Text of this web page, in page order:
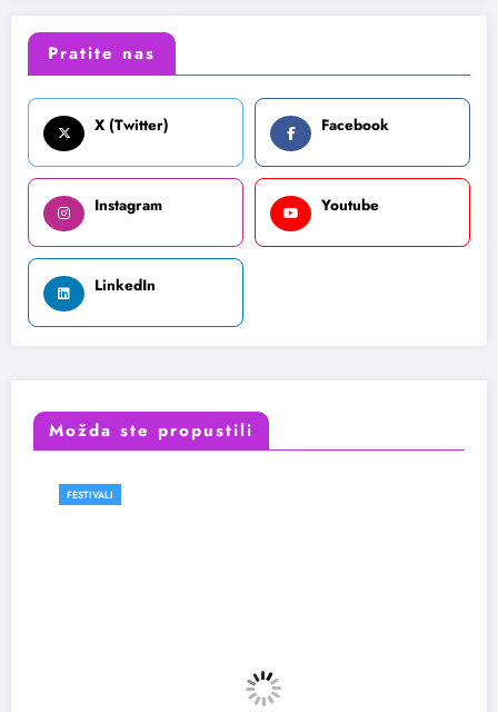
Pratite nas
X (Twitter) Facebook
Instagram Youtube
LinkedIn
Možda ste propustili
FESTIVALI